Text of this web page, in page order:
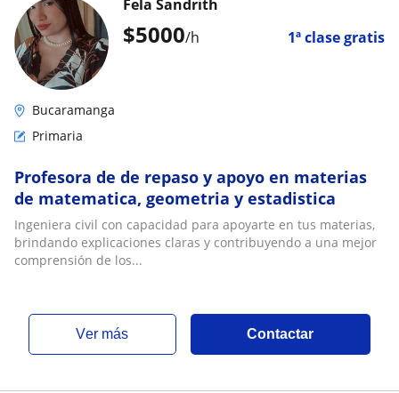
$5000/h 1ª clase gratis
Fela Sandrith
Bucaramanga
Primaria
Profesora de de repaso y apoyo en materias
de matematica, geometria y estadistica
Ingeniera civil con capacidad para apoyarte en tus materias,
brindando explicaciones claras y contribuyendo a una mejor
comprensión de los...
ver más Contactar